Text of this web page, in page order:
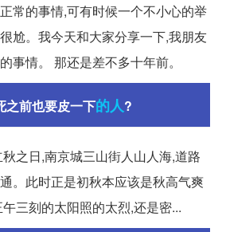
常的事情,可有时候一个不小心的举
尬。我今天和大家分享一下,我朋友
事情。 那还是差不多十年前。
之前也要皮一下的人?
之日,南京城三山街人山人海,道路
。此时正是初秋本应该是秋高气爽
三刻的太阳照的太烈,还是密...